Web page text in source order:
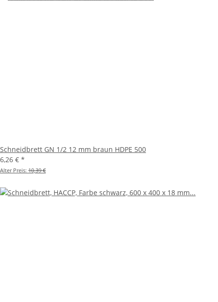
Schneidbrett GN 1/2 12 mm braun HDPE 500
6,26 € *
Alter Preis: 10,39 €